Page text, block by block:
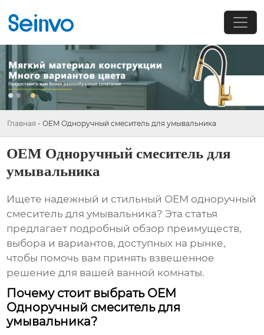
Главная - OEM Одноручный смеситель для умывальника
OEM Одноручный смеситель для
умывальника
Ищете надежный и стильный OEM одноручный
смеситель для умывальника? Эта статья
предлагает подробный обзор преимуществ,
выбора и вариантов, доступных на рынке,
чтобы помочь вам принять взвешенное
решение для вашей ванной комнаты.
Почему стоит выбрать OEM
Одноручный смеситель для
умывальника?